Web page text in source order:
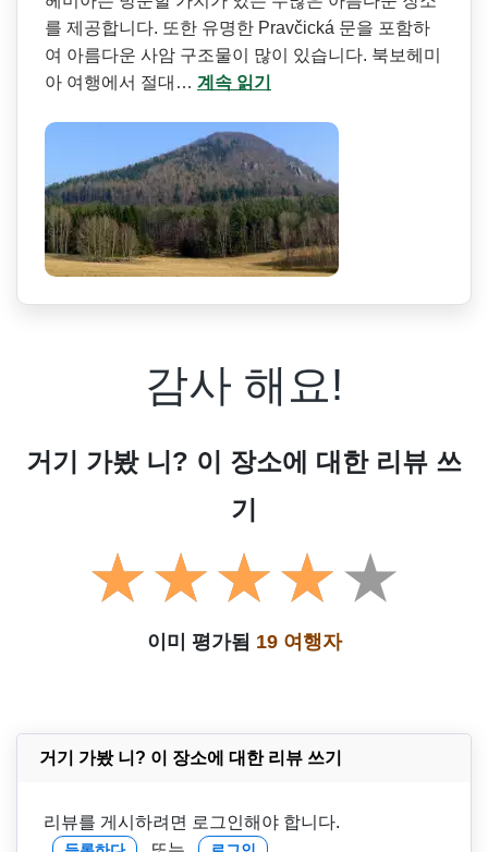
를 제공합니다. 또한 유명한 Pravčická 문을 포함하
여 아름다운 사암 구조물이 많이 있습니다. 북보헤미
아 여행에서 절대… 계속 읽기
감사 해요!
거기 가봤 니? 이 장소에 대한 리뷰 쓰
기
이미 평가됨 19 여행자
거기 가봤 니? 이 장소에 대한 리뷰 쓰기
리뷰를 게시하려면 로그인해야 합니다.